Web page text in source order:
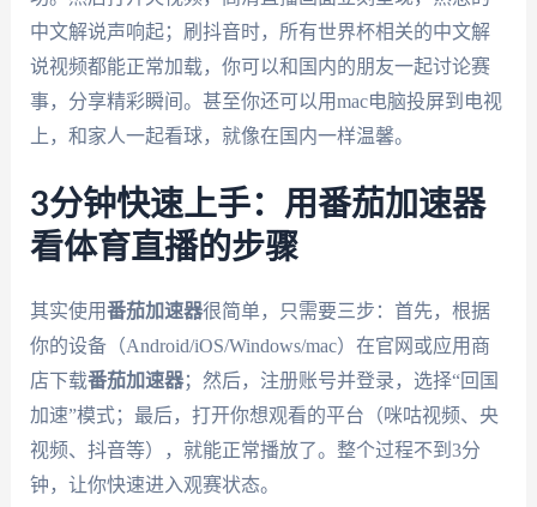
中文解说声响起；刷抖音时，所有世界杯相关的中文解
说视频都能正常加载，你可以和国内的朋友一起讨论赛
事，分享精彩瞬间。甚至你还可以用mac电脑投屏到电视
上，和家人一起看球，就像在国内一样温馨。
3分钟快速上手：用番茄加速器
看体育直播的步骤
其实使用番茄加速器很简单，只需要三步：首先，根据
你的设备（Android/iOS/Windows/mac）在官网或应用商
店下载番茄加速器；然后，注册账号并登录，选择“回国
加速”模式；最后，打开你想观看的平台（咪咕视频、央
视频、抖音等），就能正常播放了。整个过程不到3分
钟，让你快速进入观赛状态。